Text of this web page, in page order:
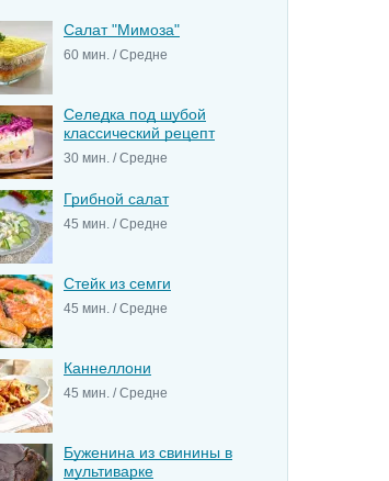
Салат "Мимоза"
60 мин. / Средне
Селедка под шубой
классический рецепт
30 мин. / Средне
Грибной салат
45 мин. / Средне
Стейк из семги
45 мин. / Средне
Каннеллони
45 мин. / Средне
Буженина из свинины в
мультиварке